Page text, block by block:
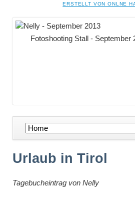
NAVIGATION
ERSTELLT VON ONLNE
Fotoshooting Stall - September
Navigation
überspringen
Urlaub in Tirol
Tagebucheintrag von Nelly